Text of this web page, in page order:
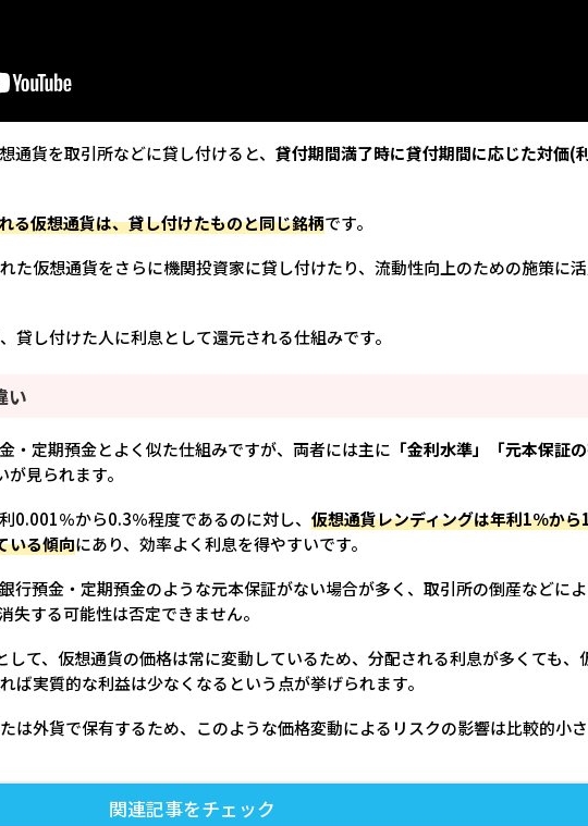
通貨を取引所などに貸し付けると、貸付期間満了時に貸付期間に応じた対価(
る仮想通貨は、貸し付けたものと同じ銘柄です。
た仮想通貨をさらに機関投資家に貸し付けたり、流動性向上のための施策に
貸し付けた人に利息として還元される仕組みです。
い
・定期預金とよく似た仕組みですが、両者には主に 「金利水準」「元本保証
見られます。
0.001％から0.3％程度であるのに対し、仮想通貨レンディングは年利1％から
いる傾向にあり、効率よく利息を得やすいです。
行預金・定期預金のような元本保証がない場合が多く、取引所の倒産などに
失する可能性は否定できません。
して、仮想通貨の価格は常に変動しているため、分配される利息が多くても、
ば実質的な利益は少なくなるという点が挙げられます。
は外貨で保有するため、このような価格変動によるリスクの影響は比較的小
関連記事をチェック